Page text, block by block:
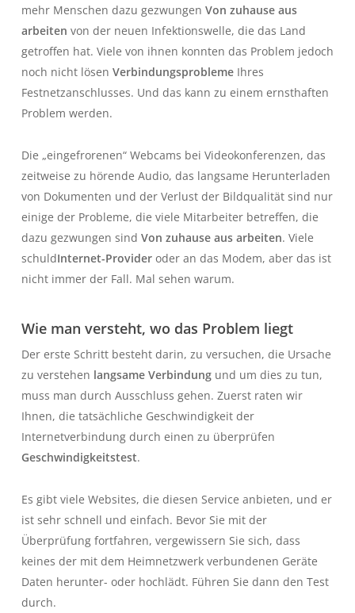
mehr Menschen dazu gezwungen Von zuhause aus
arbeiten von der neuen Infektionswelle, die das Land
getroffen hat. Viele von ihnen konnten das Problem jedoch
noch nicht lösen VerbindungsproblemeIhres
Festnetzanschlusses. Und das kann zu einem ernsthaften
Problem werden.
Die „eingefrorenen“ Webcams bei Videokonferenzen, das
zeitweise zu hörende Audio, das langsame Herunterladen
von Dokumenten und der Verlust der Bildqualität sind nur
einige der Probleme, die viele Mitarbeiter betreffen, die
dazu gezwungen sind Von zuhause aus arbeiten. Viele
schuldInternet-Provideroder an das Modem, aber das ist
nicht immer der Fall. Mal sehen warum.
Wie man versteht, wo das Problem liegt
Der erste Schritt besteht darin, zu versuchen, die Ursache
zu verstehen langsame Verbindungund um dies zu tun,
muss man durch Ausschluss gehen. Zuerst raten wir
Ihnen, die tatsächliche Geschwindigkeit der
Internetverbindung durch einen zu überprüfen
Geschwindigkeitstest.
Es gibt viele Websites, die diesen Service anbieten, und er
ist sehr schnell und einfach. Bevor Sie mit der
Überprüfung fortfahren, vergewissern Sie sich, dass
keines der mit dem Heimnetzwerk verbundenen Geräte
Daten herunter- oder hochlädt. Führen Sie dann den Test
durch.